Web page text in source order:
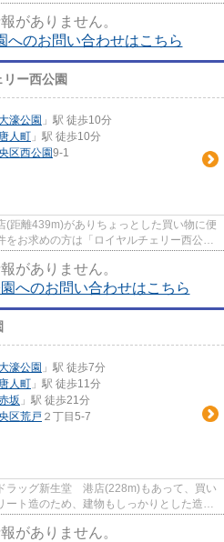
がありません。
へのお問い合わせはこちら
ー西公園
濠公園 」駅 徒歩10分
唐人町 」駅 徒歩10分
区西公園9-1
離439m)がありちょっとした買い物に便
お求めの方は「ロイヤルチェリー西公
がありません。
へのお問い合わせはこちら
濠公園 」駅 徒歩7分
唐人町 」駅 徒歩11分
坂 」駅 徒歩21分
区荒戸 ２丁目5-7
ラッグ新生堂 港店(228m)もあって、買い
ト造のため、建物もしっかりとした造り
がありません。